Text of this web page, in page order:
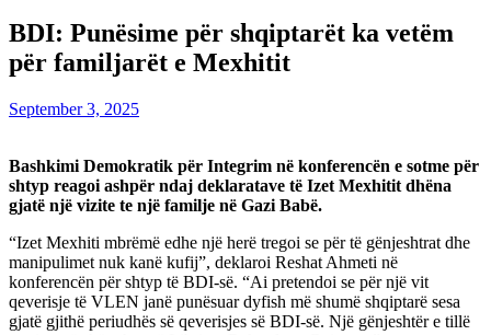
BDI: Punësime për shqiptarët ka vetëm
për familjarët e Mexhitit
September 3, 2025
Bashkimi Demokratik për Integrim në konferencën e sotme për
shtyp reagoi ashpër ndaj deklaratave të Izet Mexhitit dhëna
gjatë një vizite te një familje në Gazi Babë.
“Izet Mexhiti mbrëmë edhe një herë tregoi se për të gënjeshtrat dhe
manipulimet nuk kanë kufij”, deklaroi Reshat Ahmeti në
konferencën për shtyp të BDI-së. “Ai pretendoi se për një vit
qeverisje të VLEN janë punësuar dyfish më shumë shqiptarë sesa
gjatë gjithë periudhës së qeverisjes së BDI-së. Një gënjeshtër e tillë